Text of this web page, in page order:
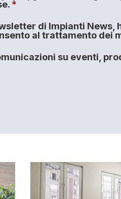
*
di Impianti News,
al trattamento dei
su eventi,